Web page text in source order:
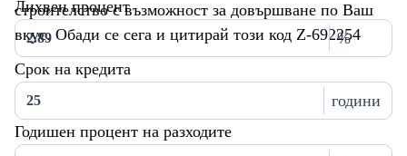
строителство с възможност за довършване по Ваш
вкус. Обади се сега и цитирай този код Z-692254
Лихвен процент
%
Срок на кредита
години
Годишен процент на разходите